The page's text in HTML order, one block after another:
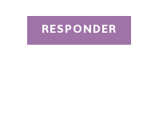
RESPONDER